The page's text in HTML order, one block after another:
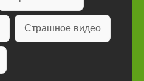
Страшное видео